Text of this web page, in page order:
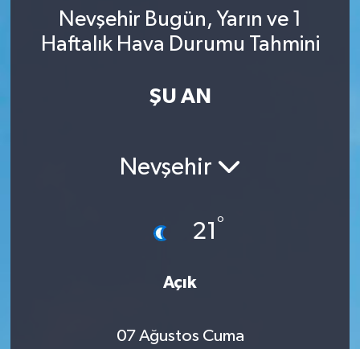
Nevşehir Bugün, Yarın ve 1
Haftalık Hava Durumu Tahmini
ŞU AN
Nevşehir
21 °
Açık
07 Ağustos Cuma
Bolu Trafik Yoğunluk Haritası
Süper Lig Puan Durumu ve Fikstür